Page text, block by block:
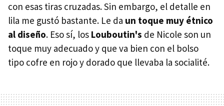
con esas tiras cruzadas. Sin embargo, el detalle en
lila me gustó bastante. Le da un toque muy étnico
al diseño. Eso sí, los Louboutin's de Nicole son un
toque muy adecuado y que va bien con el bolso
tipo cofre en rojo y dorado que llevaba la socialité.